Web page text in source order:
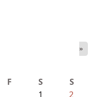
»
F S
S
1
2